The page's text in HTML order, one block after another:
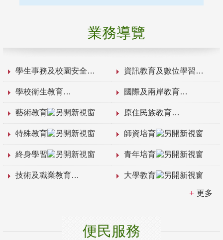
業務導覽
學生事務及校園安全 資訊教育及數位學習
學校衛生教育 國際及兩岸教育
藝術教育 原住民族教育
特殊教育 師資培育
終身學習 青年培育
技術及職業教育 大學教育
更多
便民服務